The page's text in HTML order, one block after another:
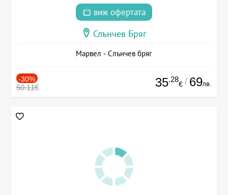
виж офертата
Слънчев Бряг
Марвел - Слънчев бряг
-30%
50.11€ 35.28
€ / 69лв.